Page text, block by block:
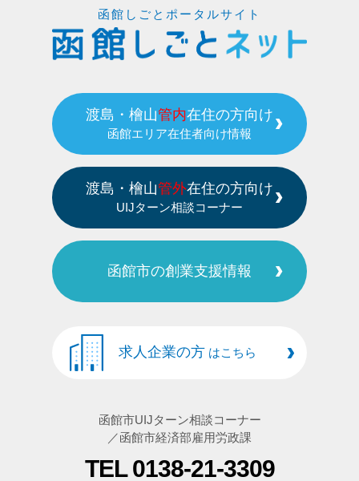
函館しごとポータルサイト
渡島・檜山管内在住の方向け
函館エリア在住者向け情報
渡島・檜山管外在住の方向け
UIJターン相談コーナー
函館市の創業支援情報
求人企業の方 はこちら
函館市UIJターン相談コーナー
／函館市経済部雇用労政課
TEL 0138-21-3309